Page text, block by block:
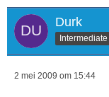
Durk
Intermediate
2 mei 2009 om 15:44